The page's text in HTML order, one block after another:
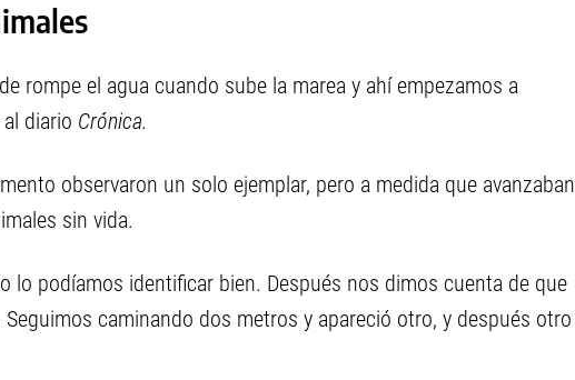
rompe el agua cuando sube la marea y ahí empezamos a
diario Crónica.
observaron un solo ejemplar, pero a medida que avanzaban
sin vida.
lo podíamos identificar bien. Después nos dimos cuenta de que
caminando dos metros y apareció otro, y después otro